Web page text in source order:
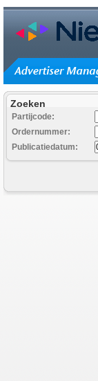
Zoeken
Partijcode:
Ordernummer:
Publicatiedatum: